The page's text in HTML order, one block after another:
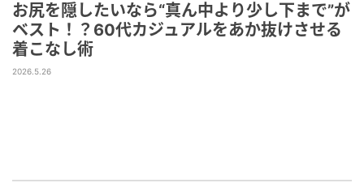
お尻を隠したいなら“真ん中より少し下まで”が
ベスト！？60代カジュアルをあか抜けさせる
着こなし術
2026.5.26